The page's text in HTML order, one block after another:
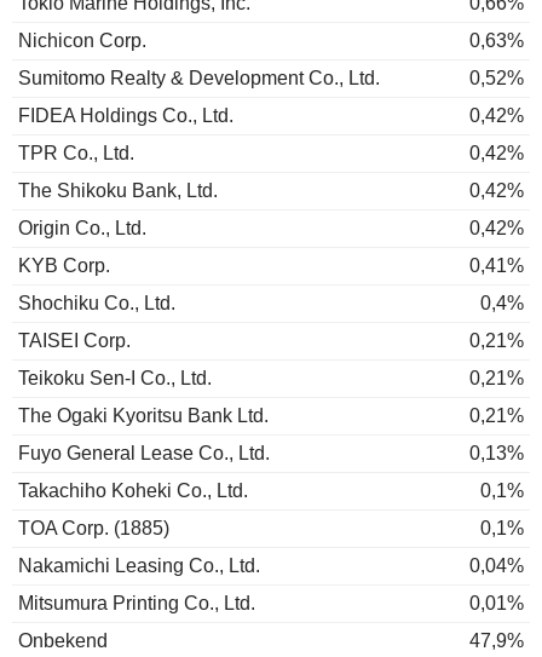
Nichicon Corp.
0,63%
Sumitomo Realty & Development Co., Ltd.
0,52%
FIDEA Holdings Co., Ltd.
0,42%
TPR Co., Ltd.
0,42%
The Shikoku Bank, Ltd.
0,42%
Origin Co., Ltd.
0,42%
KYB Corp.
0,41%
Shochiku Co., Ltd.
0,4%
TAISEI Corp.
0,21%
Teikoku Sen-I Co., Ltd.
0,21%
The Ogaki Kyoritsu Bank Ltd.
0,21%
Fuyo General Lease Co., Ltd.
0,13%
Takachiho Koheki Co., Ltd.
0,1%
TOA Corp. (1885)
0,1%
Nakamichi Leasing Co., Ltd.
0,04%
Mitsumura Printing Co., Ltd.
0,01%
Onbekend
47,9%